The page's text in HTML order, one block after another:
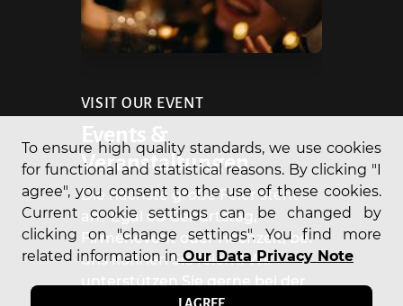
VISIT OUR EVENT
Events &
Veranstaltungen
Die nächste große Feier steht
an? Egal ob Geburtstag,
Firmenevent oder Hochzeit, bei
uns können Sie feiern! Wir
unterstützen Sie gerne bei der
To ensure high quality standards, we use cookies
for functional and statistical reasons. By clicking "I
agree", you consent to the use of these cookies.
Current cookie settings can be changed by
clicking on "change settings". You find more
related information in Our Data Privacy Note